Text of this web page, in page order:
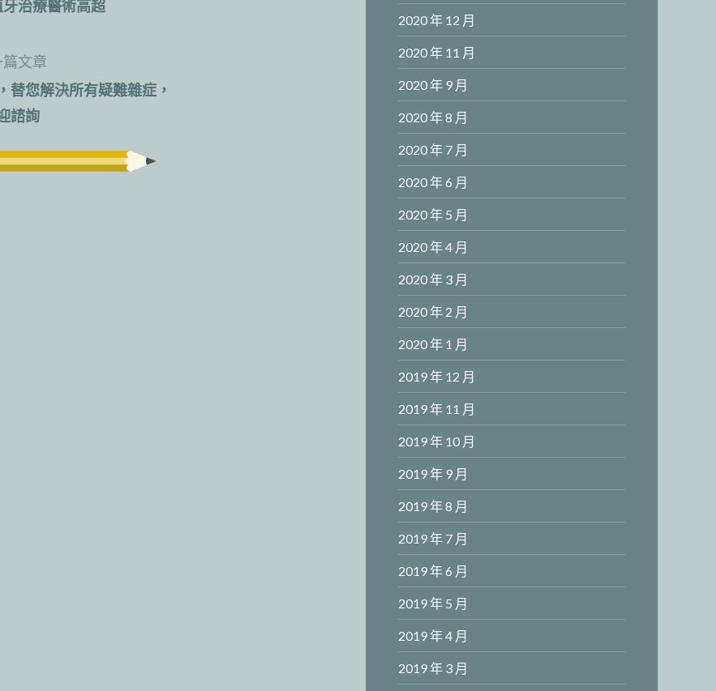
治療醫術高超
文章
替您解決所有疑難雜症，
諮詢
2020 年 12 月
2020 年 11 月
2020 年 9 月
2020 年 8 月
2020 年 7 月
2020 年 6 月
2020 年 5 月
2020 年 4 月
2020 年 3 月
2020 年 2 月
2020 年 1 月
2019 年 12 月
2019 年 11 月
2019 年 10 月
2019 年 9 月
2019 年 8 月
2019 年 7 月
2019 年 6 月
2019 年 5 月
2019 年 4 月
2019 年 3 月